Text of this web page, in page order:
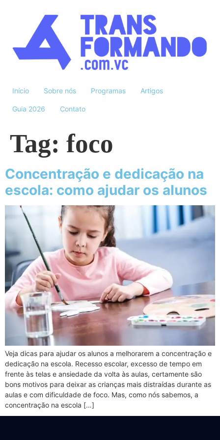
Início Sobre nós Programas Artigos
Guia 2026 Contato
Tag: foco
Concentração e dedicação na
escola: como ajudar os alunos
Veja dicas para ajudar os alunos a melhorarem a concentração e
dedicação na escola. Recesso escolar, excesso de tempo em
frente às telas e ansiedade da volta às aulas, certamente são
bons motivos para deixar as crianças mais distraídas durante as
aulas e com dificuldade de foco. Mas, como nós sabemos, a
concentração na escola […]